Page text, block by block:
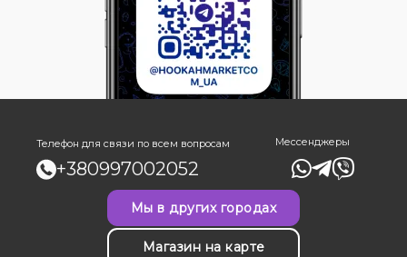
Телефон для связи по всем вопросам
+380997002052
Мессенджеры
Мы в других городах
Магазин на карте